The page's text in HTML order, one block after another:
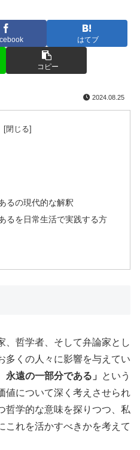
はてブ
コピー
2024.08.25
るの現代的な解釈
るを日常生活で実践する方
、哲学者、そして弁論家とし
多くの人々に影響を与えてい
永遠の一部分である」
という
値について深く考えさせられ
哲学的な意味を探りつつ、私
これを活かすべきかを考えて